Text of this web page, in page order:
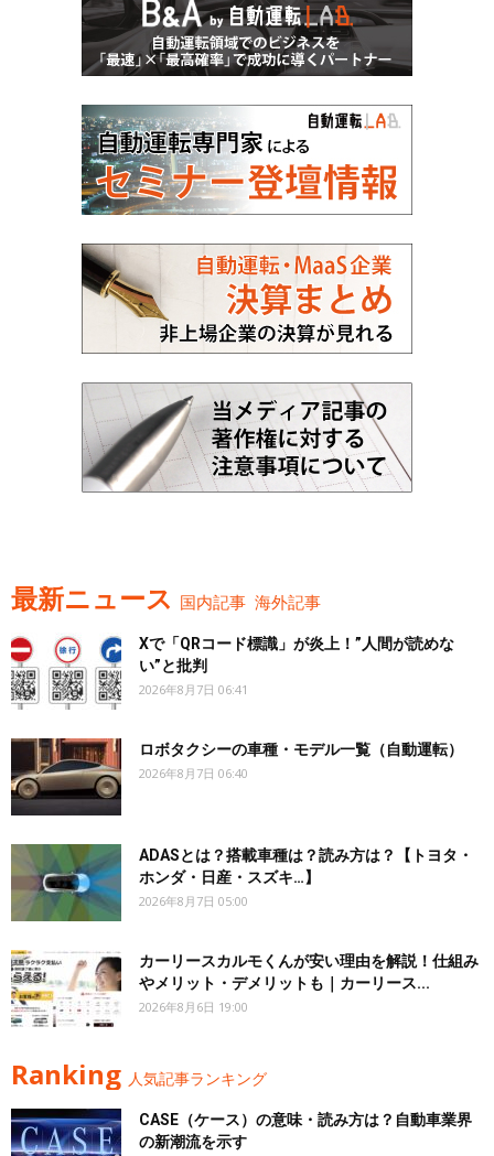
最新ニュース 国内記事 海外記事
Xで「QRコード標識」が炎上！”人間が読めな
い”と批判
2026年8月7日 06:41
ロボタクシーの車種・モデル一覧（自動運転）
2026年8月7日 06:40
ADASとは？搭載車種は？読み方は？【トヨタ・
ホンダ・日産・スズキ…】
2026年8月7日 05:00
カーリースカルモくんが安い理由を解説！仕組み
やメリット・デメリットも｜カーリース...
2026年8月6日 19:00
Ranking 人気記事ランキング
CASE（ケース）の意味・読み方は？自動車業界
の新潮流を示す